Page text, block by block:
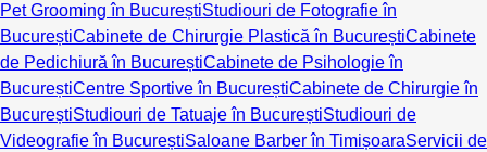
Pet Grooming în BucureștiStudiouri de Fotografie în
BucureștiCabinete de Chirurgie Plastică în BucureștiCabinete
de Pedichiură în BucureștiCabinete de Psihologie în
BucureștiCentre Sportive în BucureștiCabinete de Chirurgie în
BucureștiStudiouri de Tatuaje în BucureștiStudiouri de
Videografie în BucureștiSaloane Barber în TimișoaraServicii de